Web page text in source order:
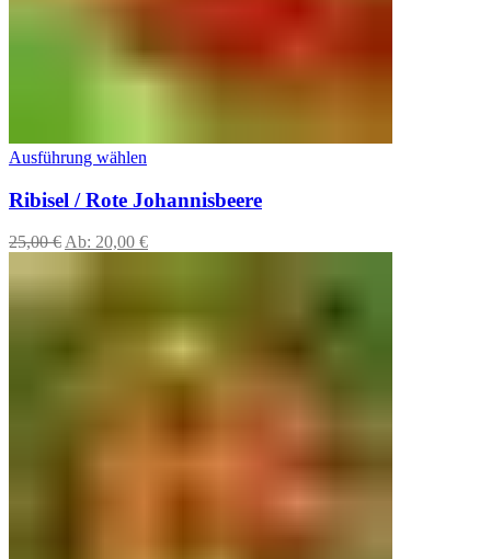
Ausführung wählen
Ribisel / Rote Johannisbeere
25,00€Ab: 20,00 €